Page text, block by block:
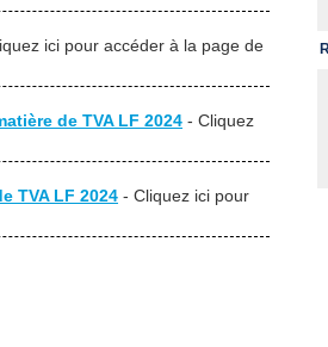
ici pour accéder à la page de
de TVA LF 2024 - Cliquez
TVA LF 2024 - Cliquez ici pour